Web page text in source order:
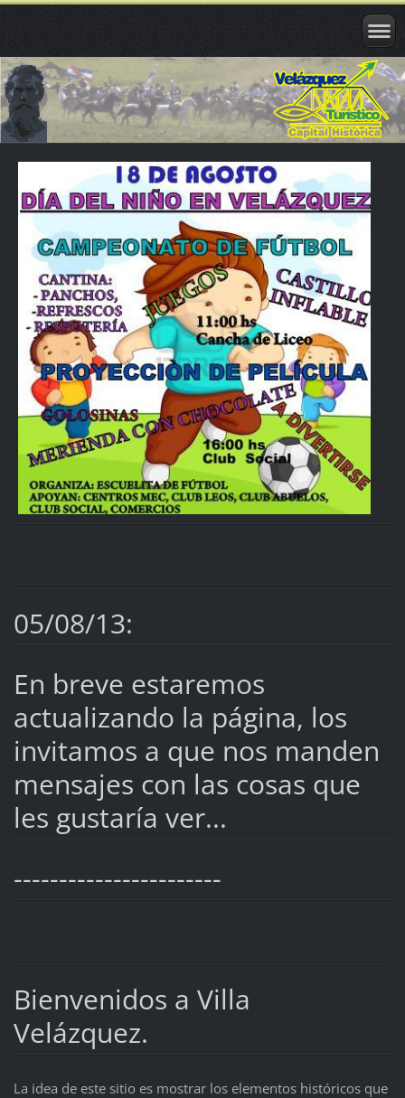
05/08/13:
En breve estaremos
actualizando la página, los
invitamos a que nos manden
mensajes con las cosas que
les gustaría ver...
-----------------------
Bienvenidos a Villa
Velázquez.
La idea de este sitio es mostrar los elementos históricos que